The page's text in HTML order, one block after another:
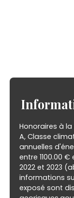
Honoraires à
A, Classe
annuelles
entre 1100.00 €
2022 et 2023
informations
exposé sont